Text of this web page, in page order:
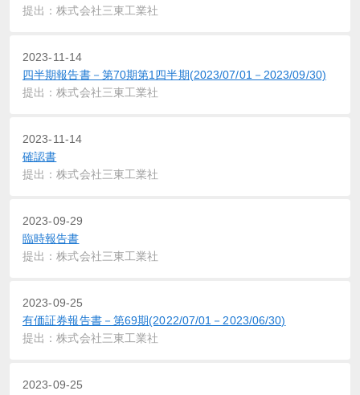
提出：株式会社三東工業社
2023-11-14
四半期報告書－第70期第1四半期(2023/07/01－2023/09/30)
提出：株式会社三東工業社
2023-11-14
確認書
提出：株式会社三東工業社
2023-09-29
臨時報告書
提出：株式会社三東工業社
2023-09-25
有価証券報告書－第69期(2022/07/01－2023/06/30)
提出：株式会社三東工業社
2023-09-25